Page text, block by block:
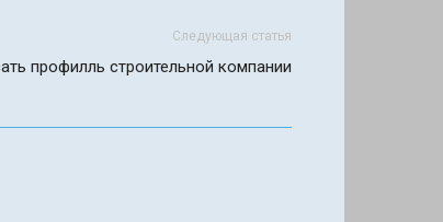
Следующая статья
профилль строительной компании